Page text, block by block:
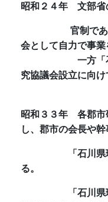
昭和２４年 文部省
官制であった
会として自力で事業
一方「石川県
究協議会設立に向け
昭和３３年 各郡市
し、郡市の会長や
「石川県理科
る。
「石川県理科